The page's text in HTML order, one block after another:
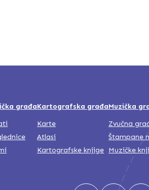
građaKartografska građa
Karte
Atlasi
Kartografske knjige
Muzička
Zvučna
Štampane
Muzičke